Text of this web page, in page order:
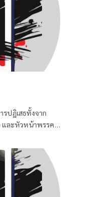
รปฏิเสธทั้งจาก
และหัวหน้าพรรค
อไทยไปแล้ว แต่
ห้ “อนุทิน ชาญวีร
ทรวงมหาดไทยถึง
วันพุธที่ 5 สิงหาคม